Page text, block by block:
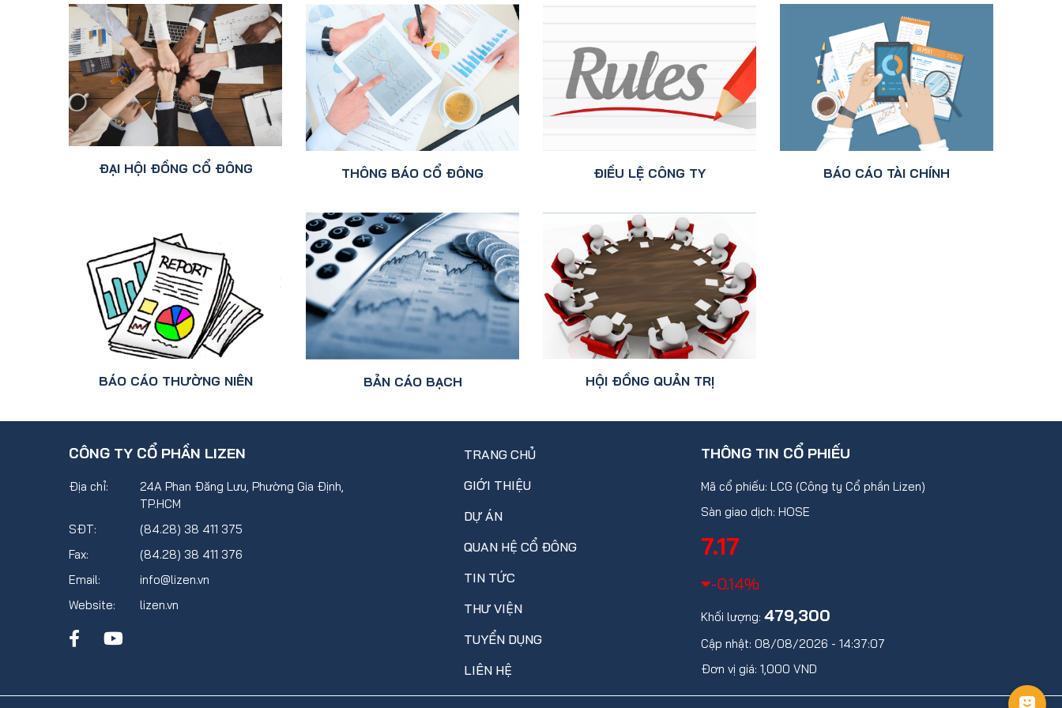
ĐẠI HỘI ĐỒNG CỔ ĐÔNG THÔNG BÁO CỔ ĐÔNG ĐIỀU LỆ CÔNG TY BÁO CÁO TÀI CHÍNH
BÁO CÁO THƯỜNG NIÊN BẢN CÁO BẠCH HỘI ĐỒNG QUẢN TRỊ
CÔNG TY CỔ PHẦN LIZEN
Địa chỉ:
24A Phan Đăng Lưu, Phường Gia Định,
TP.HCM
SĐT:
(84.28) 38 411 375
Fax:
(84.28) 38 411 376
Email:
info@lizen.vn
Website:
lizen.vn
TRANG CHỦ
GIỚI THIỆU
DỰ ÁN
QUAN HỆ CỔ ĐÔNG
TIN TỨC
THƯ VIỆN
TUYỂN DỤNG
LIÊN HỆ
THÔNG TIN CỔ PHIẾU
Mã cổ phiếu: LCG (Công ty Cổ phần Lizen)
Sàn giao dịch: HOSE
7.17
-0.14%
Khối lượng: 479,300
Cập nhật: 08/08/2026 - 14:37:07
Đơn vị giá: 1,000 VND